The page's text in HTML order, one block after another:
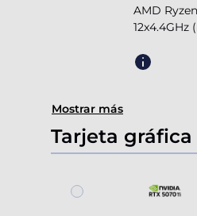
AMD
12x4.4GHz
Mostrar más
Tarjeta gráfica